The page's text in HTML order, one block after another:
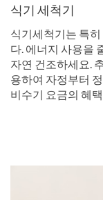
식기 세척기
식기세척기는 특
다. 에너지 사용을
자연 건조하세요.
용하여 자정부터
비수기 요금의 혜